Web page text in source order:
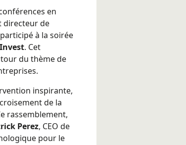
en
directeur de
à la soirée
. Cet
du thème de
inspirante,
de la
rassemblement,
Perez, CEO de
pour le